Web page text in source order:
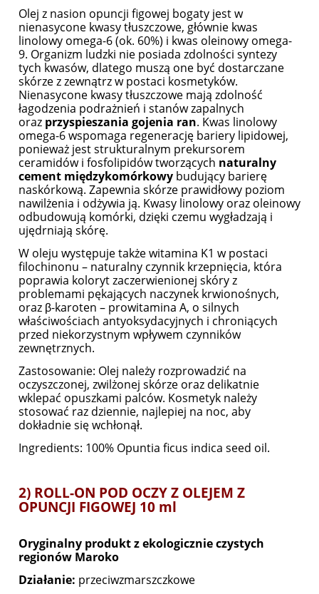
Olej z nasion opuncji figowej bogaty jest w
nienasycone kwasy tłuszczowe, głównie kwas
linolowy omega-6 (ok. 60%) i kwas oleinowy omega-
9. Organizm ludzki nie posiada zdolności syntezy
tych kwasów, dlatego muszą one być dostarczane
skórze z zewnątrz w postaci kosmetyków.
Nienasycone kwasy tłuszczowe mają zdolność
łagodzenia podrażnień i stanów zapalnych
oraz przyspieszania gojenia ran. Kwas linolowy
omega-6 wspomaga regenerację bariery lipidowej,
ponieważ jest strukturalnym prekursorem
ceramidów i fosfolipidów tworzących naturalny
cement międzykomórkowy budujący barierę
naskórkową. Zapewnia skórze prawidłowy poziom
nawilżenia i odżywia ją. Kwasy linolowy oraz oleinowy
odbudowują komórki, dzięki czemu wygładzają i
ujędrniają skórę.
W oleju występuje także witamina K1 w postaci
filochinonu – naturalny czynnik krzepnięcia, która
poprawia koloryt zaczerwienionej skóry z
problemami pękających naczynek krwionośnych,
oraz β-karoten – prowitamina A, o silnych
właściwościach antyoksydacyjnych i chroniących
przed niekorzystnym wpływem czynników
zewnętrznych.
Zastosowanie: Olej należy rozprowadzić na
oczyszczonej, zwilżonej skórze oraz delikatnie
wklepać opuszkami palców. Kosmetyk należy
stosować raz dziennie, najlepiej na noc, aby
dokładnie się wchłonął.
Ingredients: 100% Opuntia ficus indica seed oil.
2) ROLL-ON POD OCZY Z OLEJEM Z
OPUNCJI FIGOWEJ 10 ml
Oryginalny produkt z ekologicznie czystych
regionów Maroko
Działanie: przeciwzmarszczkowe